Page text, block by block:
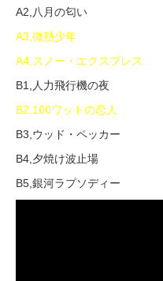
A2,八月の匂い
A3,微熱少年
A4,スノー・エクスプレス
B1,人力飛行機の夜
B2,100ワットの恋人
B3,ウッド・ペッカー
B4,夕焼け波止場
B5,銀河ラプソディー